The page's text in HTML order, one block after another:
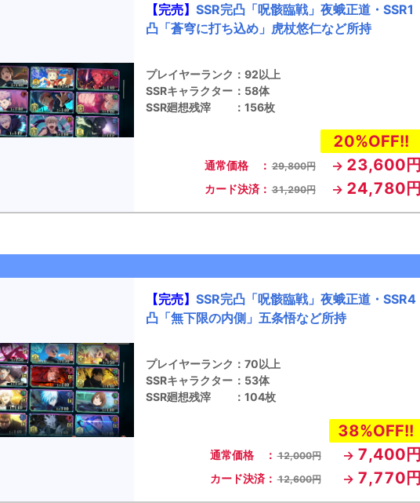
【完売】 SSR完凸「呪骸臨戦」夜蛾正道・SSR1
凸「蒼穹に打ち込め」虎杖悠仁など所持
プレイヤーランク
SSRキャラクター
SSR廻想残滓
：
：
：
92以上
58体
156枚
20%OFF!!
通常価格 ： 29,800円 → 23,600円
カード決済： 31,290円 → 24,780円
【完売】 SSR完凸「呪骸臨戦」夜蛾正道・SSR4
凸「無下限の内側」五条悟など所持
プレイヤーランク
SSRキャラクター
SSR廻想残滓
：
：
：
70以上
53体
104枚
38%OFF!!
通常価格 ： 12,000円 → 7,400円
カード決済： 12,600円 → 7,770円